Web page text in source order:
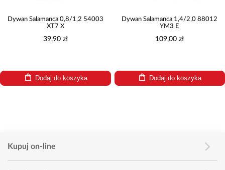
Dywan Salamanca 0,8/1,2 54003
XT7 X
39,90 zł
Dodaj do koszyka
Dywan Salamanca 1,4/2,0 88012
YM3 E
109,00 zł
Dodaj do koszyka
Kupuj on-line